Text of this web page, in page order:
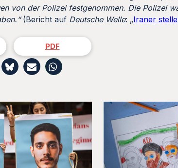
von der Polizei festgenommen. Die Polizei
(Bericht auf Deutsche Welle: „Iraner
PDF